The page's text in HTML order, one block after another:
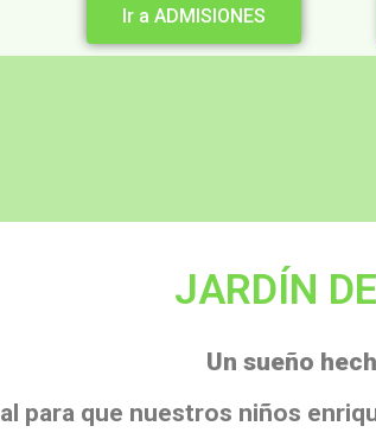
Ir a ADMISIONES
JARDÍN
Un sueño
para que nuestros niños